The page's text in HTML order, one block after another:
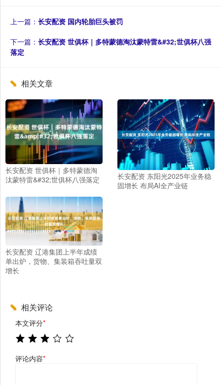
上一篇： 长安配资 国内轮胎巨头被罚
下一篇： 长安配资 世俱杯｜多特蒙德淘汰蒙特雷&#32;世俱杯八强
落定
相关文章
长安配资 世俱杯｜多特蒙德淘
汰蒙特雷&#32;世俱杯八强落定
长安配资 东阳光2025年业务稳
固增长 布局AI全产业链
长安配资 辽港集团上半年成绩
单出炉，货物、集装箱吞吐量双
增长
相关评论
本文评分*
评论内容*